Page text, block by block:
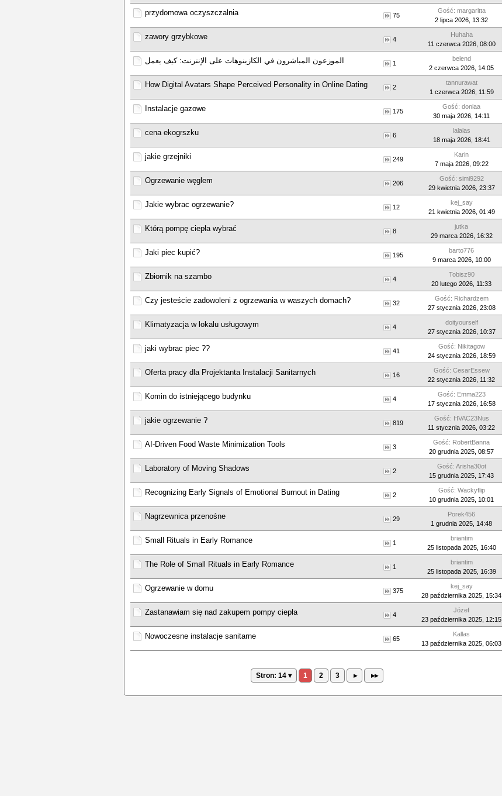
przydomowa oczyszczalnia 75
Gość: margaritta
2 lipca 2026, 13:32
zawory grzybkowe 4
Huhaha
11 czerwca 2026, 08:00
الموزعون المباشرون في الكازينوهات على الإنترنت: كيف يعمل 1
belend
2 czerwca 2026, 14:05
How Digital Avatars Shape Perceived Personality in Online Dating 2
tannurawat
1 czerwca 2026, 11:59
Instalacje gazowe 175
Gość: doniaa
30 maja 2026, 14:11
cena ekogrszku 6
lalalas
18 maja 2026, 18:41
jakie grzejniki 249
Karin
7 maja 2026, 09:22
Ogrzewanie węglem 206
Gość: simi9292
29 kwietnia 2026, 23:37
Jakie wybrac ogrzewanie? 12
kej_say
21 kwietnia 2026, 01:49
Którą pompę ciepła wybrać 8
jutka
29 marca 2026, 16:32
Jaki piec kupić? 195
barto776
9 marca 2026, 10:00
Zbiornik na szambo 4
Tobisz90
20 lutego 2026, 11:33
Czy jesteście zadowoleni z ogrzewania w waszych domach? 32
Gość: Richardzem
27 stycznia 2026, 23:08
Klimatyzacja w lokalu usługowym 4
doityourself
27 stycznia 2026, 10:37
jaki wybrac piec ?? 41
Gość: Nikitagow
24 stycznia 2026, 18:59
Oferta pracy dla Projektanta Instalacji Sanitarnych 16
Gość: CesarEssew
22 stycznia 2026, 11:32
Komin do istniejącego budynku 4
Gość: Emma223
17 stycznia 2026, 16:58
jakie ogrzewanie ? 819
Gość: HVAC23Nus
11 stycznia 2026, 03:22
AI‑Driven Food Waste Minimization Tools 3
Gość: RobertBanna
20 grudnia 2025, 08:57
Laboratory of Moving Shadows 2
Gość: Arisha30ot
15 grudnia 2025, 17:43
Recognizing Early Signals of Emotional Burnout in Dating 2
Gość: Wackyflip
10 grudnia 2025, 10:01
Nagrzewnica przenośne 29
Porek456
1 grudnia 2025, 14:48
Small Rituals in Early Romance 1
briantim
25 listopada 2025, 16:40
The Role of Small Rituals in Early Romance 1
briantim
25 listopada 2025, 16:39
Ogrzewanie w domu 375
kej_say
28 października 2025, 15:34
Zastanawiam się nad zakupem pompy ciepła 4
Józef
23 października 2025, 12:15
Nowoczesne instalacje sanitarne 65
Kallas
13 października 2025, 06:03
Stron: 14 ▾ 1 2 3 ▸ ▸▸